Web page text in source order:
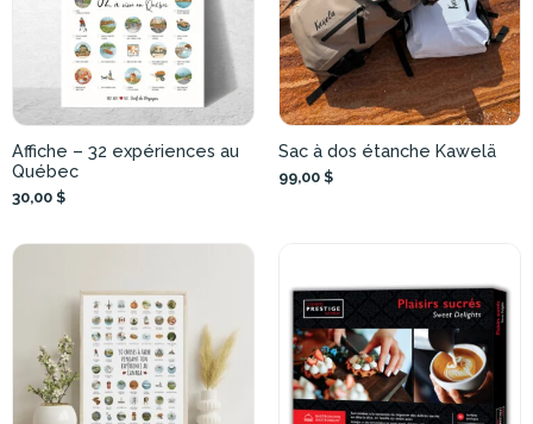
Affiche – 32 expériences au
Québec
30,00 $
Sac à dos étanche Kawelä
99,00 $